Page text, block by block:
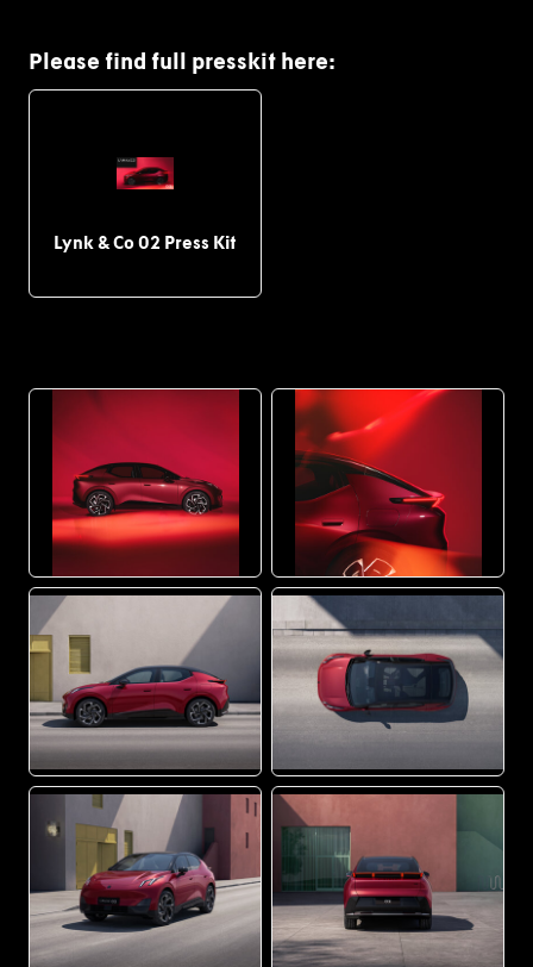
Please find full presskit here:
Lynk & Co 02 Press Kit
JPG
JPG
JPG JPG